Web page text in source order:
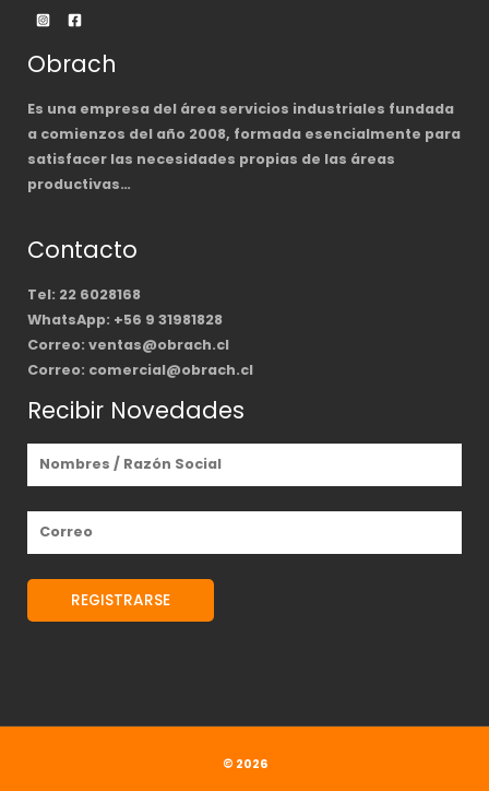
Obrach
Es una empresa del área servicios industriales fundada
a comienzos del año 2008, formada esencialmente para
satisfacer las necesidades propias de las áreas
productivas…
Contacto
Tel: 22 6028168
WhatsApp: +56 9 31981828
Correo: ventas@obrach.cl
Correo: comercial@obrach.cl
Recibir Novedades
© 2026